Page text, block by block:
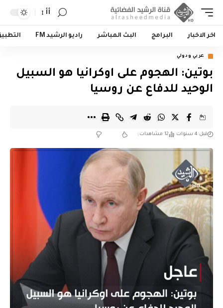
أأ
اخر الاخبار البرامج البث المباشر راديو الرشيد FM
عربي ودولي
بوتين: الهجوم على اوكرانيا هو السبيل
الوحيد للدفاع عن روسيا
قبل 4 سنوات 12 مشاهدات